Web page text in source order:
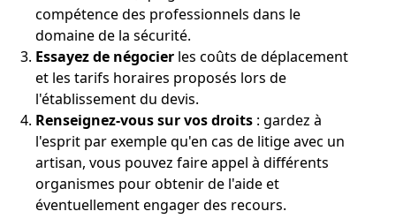
compétence des professionnels dans le
domaine de la sécurité.
Essayez de négocier les coûts de déplacement
et les tarifs horaires proposés lors de
l'établissement du devis.
Renseignez-vous sur vos droits : gardez à
l'esprit par exemple qu'en cas de litige avec un
artisan, vous pouvez faire appel à différents
organismes pour obtenir de l'aide et
éventuellement engager des recours.